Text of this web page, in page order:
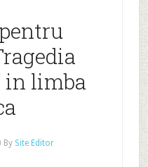
in limba
By Site Editor